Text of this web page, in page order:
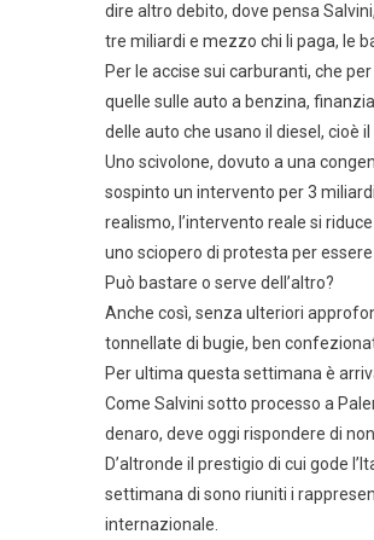
dire altro debito, dove pensa
tre miliardi e mezzo chi li paga, le
Per le accise sui carburanti, che
quelle sulle auto a benzina,
delle auto che usano il diesel, cioè
Uno scivolone, dovuto a una
sospinto un intervento per 3
realismo, l’intervento reale si
uno sciopero di protesta per essere
Può bastare o serve dell’altro?
Anche così, senza ulteriori
tonnellate di bugie, ben
Per ultima questa settimana è
Come Salvini sotto processo a
denaro, deve oggi rispondere di
D’altronde il prestigio di cui gode
settimana di sono riuniti i
internazionale.